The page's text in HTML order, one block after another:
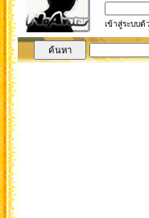
เข้าสู่ระบบ